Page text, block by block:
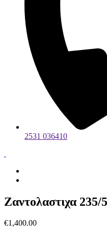
2531 036410
Ζαντολαστιχα 235/
€1,400.00